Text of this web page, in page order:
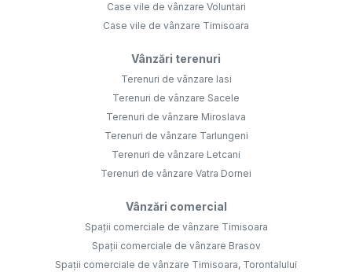
Case vile de vânzare Voluntari
Case vile de vânzare Timisoara
Vânzări terenuri
Terenuri de vânzare Iasi
Terenuri de vânzare Sacele
Terenuri de vânzare Miroslava
Terenuri de vânzare Tarlungeni
Terenuri de vânzare Letcani
Terenuri de vânzare Vatra Dornei
Vânzări comercial
Spații comerciale de vânzare Timisoara
Spații comerciale de vânzare Brasov
Spații comerciale de vânzare Timisoara, Torontalului